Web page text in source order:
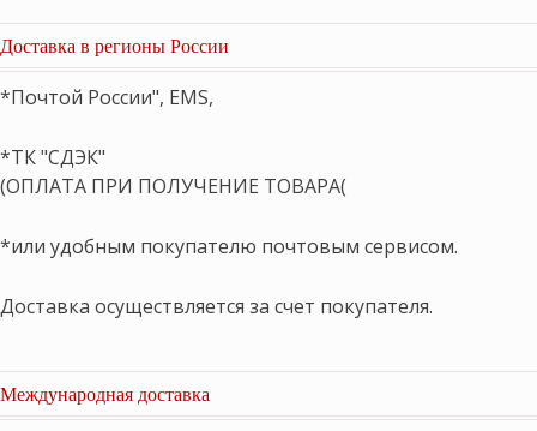
Доставка в регионы России
*Почтой России", EMS,
*ТК "СДЭК"
(ОПЛАТА ПРИ ПОЛУЧЕНИЕ ТОВАРА(
*или удобным покупателю почтовым сервисом.
Доставка осуществляется за счет покупателя.
Международная доставка